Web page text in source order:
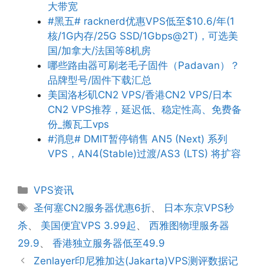
大带宽
#黑五# racknerd优惠VPS低至$10.6/年(1
核/1G内存/25G SSD/1Gbps@2T)，可选美
国/加拿大/法国等8机房
哪些路由器可刷老毛子固件（Padavan）？
品牌型号/固件下载汇总
美国洛杉矶CN2 VPS/香港CN2 VPS/日本
CN2 VPS推荐，延迟低、稳定性高、免费备
份_搬瓦工vps
#消息# DMIT暂停销售 AN5 (Next) 系列
VPS，AN4(Stable)过渡/AS3 (LTS) 将扩容
分
类
VPS资讯
标
签
圣何塞CN2服务器优惠6折、
日本东京VPS秒
杀、 美国便宜VPS 3.99起、 西雅图物理服务器
29.9、 香港独立服务器低至49.9
Zenlayer印尼雅加达(Jakarta)VPS测评数据记